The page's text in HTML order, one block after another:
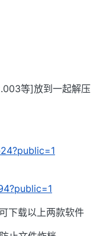
等]放到一起解压
下载以上两款软件